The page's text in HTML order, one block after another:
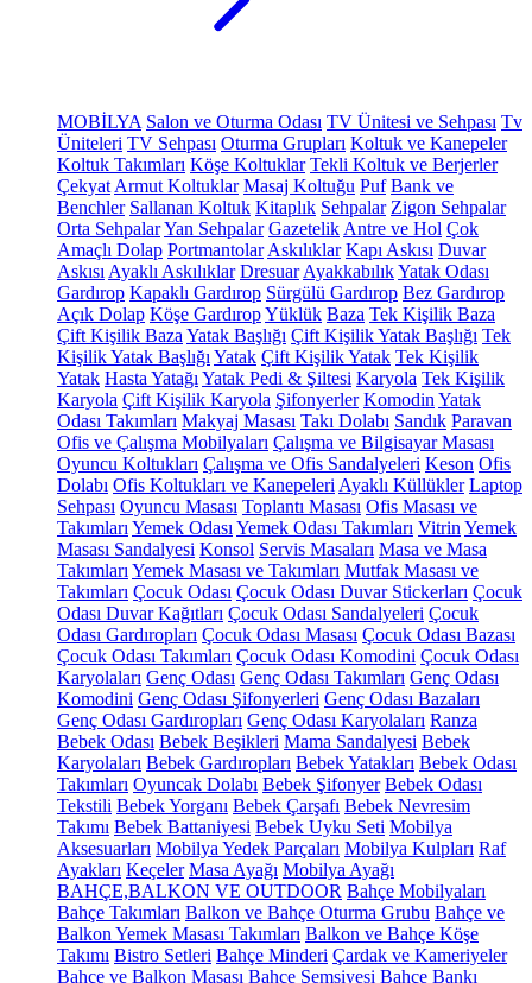
MOBİLYA Salon ve Oturma Odası TV Ünitesi ve Sehpası Tv
Üniteleri TV Sehpası Oturma Grupları Koltuk ve Kanepeler
Koltuk Takımları Köşe Koltuklar Tekli Koltuk ve Berjerler
Çekyat Armut Koltuklar Masaj Koltuğu Puf Bank ve
Benchler Sallanan Koltuk Kitaplık Sehpalar Zigon Sehpalar
Orta SehpalarYan Sehpalar Gazetelik Antre ve Hol Çok
Amaçlı Dolap Portmantolar Askılıklar Kapı Askısı Duvar
Askısı Ayaklı Askılıklar Dresuar AyakkabılıkYatak Odası
Gardırop Kapaklı Gardırop Sürgülü Gardırop Bez Gardırop
Açık Dolap Köşe GardıropYüklük Baza Tek Kişilik Baza
Çift Kişilik Baza Yatak Başlığı Çift Kişilik Yatak Başlığı Tek
Kişilik Yatak Başlığı Yatak Çift Kişilik Yatak Tek Kişilik
Yatak Hasta Yatağı Yatak Pedi & Şiltesi Karyola Tek Kişilik
Karyola Çift Kişilik Karyola Şifonyerler Komodin Yatak
Odası Takımları Makyaj Masası Takı Dolabı Sandık Paravan
Ofis ve Çalışma Mobilyaları Çalışma ve Bilgisayar Masası
Oyuncu Koltukları Çalışma ve Ofis Sandalyeleri Keson Ofis
Dolabı Ofis Koltukları ve Kanepeleri Ayaklı Küllükler Laptop
Sehpası Oyuncu Masası Toplantı Masası Ofis Masası ve
Takımları Yemek Odası Yemek Odası Takımları Vitrin Yemek
Masası Sandalyesi Konsol Servis Masaları Masa ve Masa
Takımları Yemek Masası ve Takımları Mutfak Masası ve
Takımları Çocuk Odası Çocuk Odası Duvar Stickerları Çocuk
Odası Duvar Kağıtları Çocuk Odası Sandalyeleri Çocuk
Odası Gardıropları Çocuk Odası Masası Çocuk Odası Bazası
Çocuk Odası Takımları Çocuk Odası Komodini Çocuk Odası
Karyolaları Genç Odası Genç Odası Takımları Genç Odası
Komodini Genç Odası Şifonyerleri Genç Odası Bazaları
Genç Odası Gardıropları Genç Odası Karyolaları Ranza
Bebek Odası Bebek Beşikleri Mama Sandalyesi Bebek
Karyolaları Bebek Gardıropları Bebek Yatakları Bebek Odası
Takımları Oyuncak Dolabı Bebek Şifonyer Bebek Odası
Tekstili Bebek Yorganı Bebek Çarşafı Bebek Nevresim
Takımı Bebek Battaniyesi Bebek Uyku Seti Mobilya
Aksesuarları Mobilya Yedek Parçaları Mobilya Kulpları Raf
Ayakları Keçeler Masa Ayağı Mobilya Ayağı
BAHÇE,BALKON VE OUTDOOR Bahçe Mobilyaları
Bahçe Takımları Balkon ve Bahçe Oturma Grubu Bahçe ve
Balkon Yemek Masası Takımları Balkon ve Bahçe Köşe
Takımı Bistro Setleri Bahçe Minderi Çardak ve Kameriyeler
Bahçe ve Balkon Masası Bahçe Şemsiyesi Bahçe Bankı